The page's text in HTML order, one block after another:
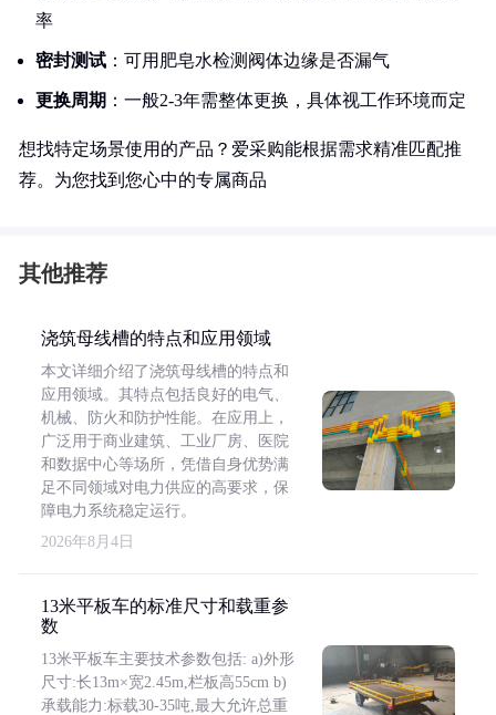
率
密封测试 ：可用肥皂水检测阀体边缘是否漏气
更换周期 ：一般2-3年需整体更换，具体视工作环境而定
想找特定场景使用的产品？爱采购能根据需求精准匹配推
荐。为您找到您心中的专属商品
其他推荐
浇筑母线槽的特点和应用领域
本文详细介绍了浇筑母线槽的特点和
应用领域。其特点包括良好的电气、
机械、防火和防护性能。在应用上，
广泛用于商业建筑、工业厂房、医院
和数据中心等场所，凭借自身优势满
足不同领域对电力供应的高要求，保
障电力系统稳定运行。
2026年8月4日
13米平板车的标准尺寸和载重参
数
13米平板车主要技术参数包括: a)外形
尺寸:长13m×宽2.45m,栏板高55cm b)
承载能力:标载30-35吨,最大允许总重